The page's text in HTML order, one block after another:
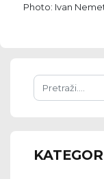
Photo: Ivan